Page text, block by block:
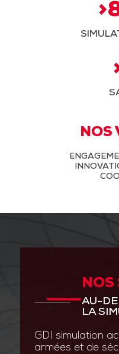
NOS
NOS
AU-
LA
GDI simulation
armées et de